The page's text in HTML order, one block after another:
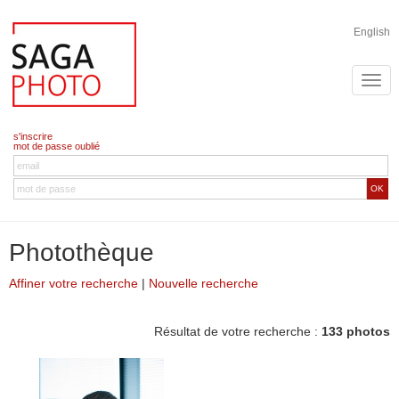
English
s'inscrire
mot de passe oublié
OK
Photothèque
Affiner votre recherche | Nouvelle recherche
Résultat de votre recherche : 133 photos